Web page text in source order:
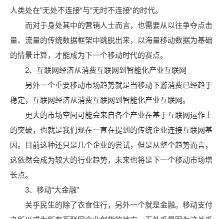
人类处在”无处不连接“与”无时不连接“的时代。
而对于身处其中的营销人士而言，也需要从以往争夺点击
量、流量的传统数据框架中跳脱出来，以海量移动数据为基础
的情景计算，才能成为下一个移动时代的赛点。
2、互联网经济从消费互联网到智能化产业互联网
另外一个重要移动市场趋势就是当移动下游消费已经趋于
稳定，互联网经济从消费互联网到智能化产业互联网。
更大的市场空间可能会来自各个产业在基于互联网运作上
的突破，也就是我们现在一直在提到的传统企业连接互联网基
因。目前这种还只是几个企业的尝试，但是从整个趋势而言，
这依然会成为较大的行业趋势，未来也将是下一个移动市场增
长点。
3、移动“大金融”
关乎民生的除了衣食住行，另外一个就是金融。移动支付